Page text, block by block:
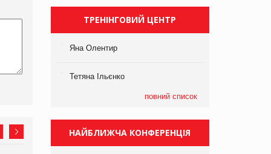
ТРЕНІНГОВИЙ ЦЕНТР
Яна Олентир
Тетяна Ільєнко
повний список
НАЙБЛИЖЧА КОНФЕРЕНЦІЯ